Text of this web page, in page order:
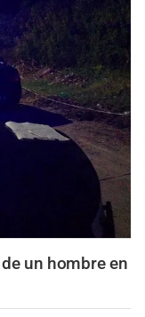
un hombre en